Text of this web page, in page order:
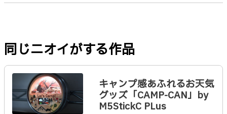
同じニオイがする作品
キャンプ感あふれるお天気
グッズ「CAMP-CAN」by
M5StickC PLus